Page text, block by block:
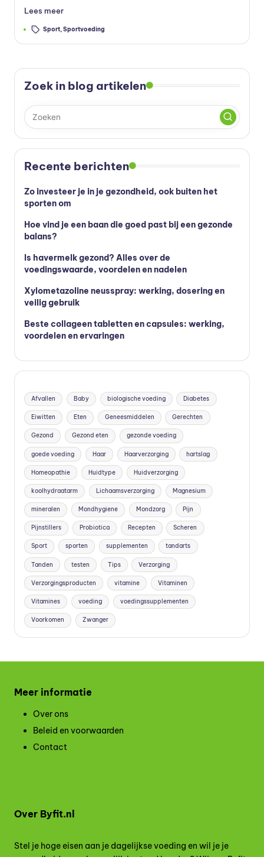
d
in
g
s
s
u
p
p
le
m
e
n
t
e
n
e
n
vi
t
m
in
e
s
k
o
p
e
n
?
Lees meer
Tags: Sport,Sportvoeding
Zoek in blog artikelen
Recente berichten
Zo investeer je in je gezondheid, ook buiten het
sporten om
Hoe vind je een baan die goed past bij een gezonde
balans?
Is havermelk gezond? Alles over de
voedingswaarde, voordelen en nadelen
Xylometazoline neusspray: werking, dosering en
veilig gebruik
Beste collageen tabletten en capsules: werking,
voordelen en ervaringen
Afvallen Baby biologische voeding Diabetes
Eiwitten Eten Geneesmiddelen Gerechten
Gezond Gezond eten gezonde voeding
goede voeding Haar Haarverzorging hartslag
Homeopathie Huidtype Huidverzorging
koolhydraatarm Lichaamsverzorging Magnesium
mineralen Mondhygiene Mondzorg Pijn
Pijnstillers Probiotica Recepten Scheren
Sport sporten supplementen tandarts
Tanden testen Tips Verzorging
Verzorgingsproducten vitamine Vitaminen
Vitamines voeding voedingssupplementen
Voorkomen Zwanger
Meer informatie
Over ons
Beleid en voorwaarden
Contact
Over Byfit.nl
Stel je hoge eisen aan je dagelijkse voeding en wil je je